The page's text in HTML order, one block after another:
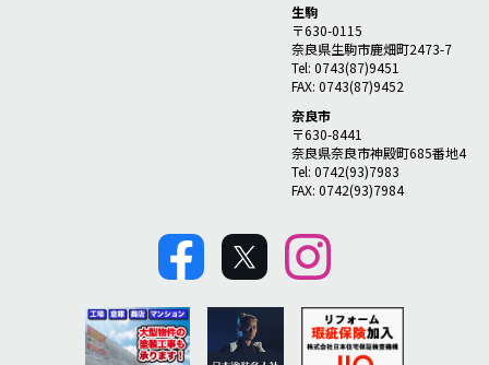
生駒
〒630-0115
奈良県生駒市鹿畑町2473-7
Tel: 0743(87)9451
FAX: 0743(87)9452
奈良市
〒630-8441
奈良県奈良市神殿町685番地4
Tel: 0742(93)7983
FAX: 0742(93)7984